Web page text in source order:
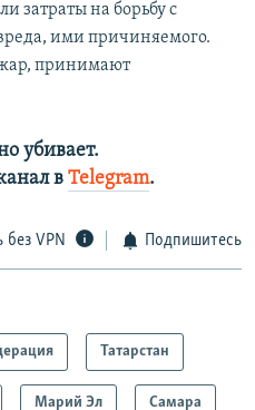
затраты на борьбу с
ими причиняемого.
принимают
убивает.​
в Telegram.
без VPN Подпишитесь
Татарстан
Марий Эл Самара